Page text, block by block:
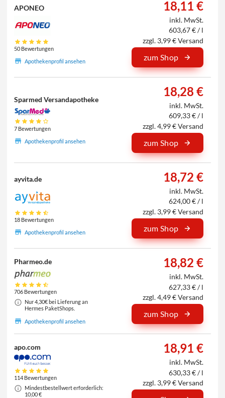
APONEO
50 Bewertungen
Apothekenprofil ansehen
18,11 €
inkl. MwSt.
603,67 € / l
zzgl. 3,99 € Versand
zum Shop
Sparmed Versandapotheke
7 Bewertungen
Apothekenprofil ansehen
18,28 €
inkl. MwSt.
609,33 € / l
zzgl. 4,99 € Versand
zum Shop
ayvita.de
18 Bewertungen
Apothekenprofil ansehen
18,72 €
inkl. MwSt.
624,00 € / l
zzgl. 3,99 € Versand
zum Shop
Pharmeo.de
706 Bewertungen
Nur 4,30€ bei Lieferung an
Hermes PaketShops.
Apothekenprofil ansehen
18,82 €
inkl. MwSt.
627,33 € / l
zzgl. 4,49 € Versand
zum Shop
apo.com
114 Bewertungen
Mindestbestellwert erforderlich:
10,00 €
18,91 €
inkl. MwSt.
630,33 € / l
zzgl. 3,99 € Versand